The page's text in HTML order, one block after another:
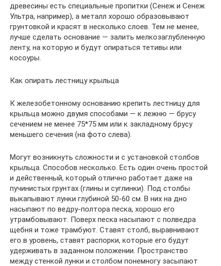
древесины есть специальные пропитки (Сенеж и Сенеж
Ультра, например), а металл хорошо образовывают
грунтовкой и красят в несколько слоев. Тем не менее,
лучше сделать основание — залить мелкозаглубленную
ленту, на которую и будут опираться тетивы или
косоуры.
Как опирать лестницу крыльца
К железобетонному основанию крепить лестницу для
крыльца можно двумя способами — к лежню — брусу
сечением не менее 75*75 мм или к закладному брусу
меньшего сечения (на фото слева).
Могут возникнуть сложности и с установкой столбов
крыльца. Способов несколько. Есть один очень простой
и действенный, который отлично работает даже на
пучинистых грунтах (глины и суглинки). Под столбы
выкапывают лунки глубиной 50-60 см. В них на дно
насыпают по ведру-полтора песка, хорошо его
утрамбовывают. Поверх песка насыпают с полведра
щебня и тоже трамбуют. Ставят столб, выравнивают
его в уровень, ставят распорки, которые его будут
удерживать в заданном положении. Пространство
между стенкой лунки и столбом понемногу засыпают